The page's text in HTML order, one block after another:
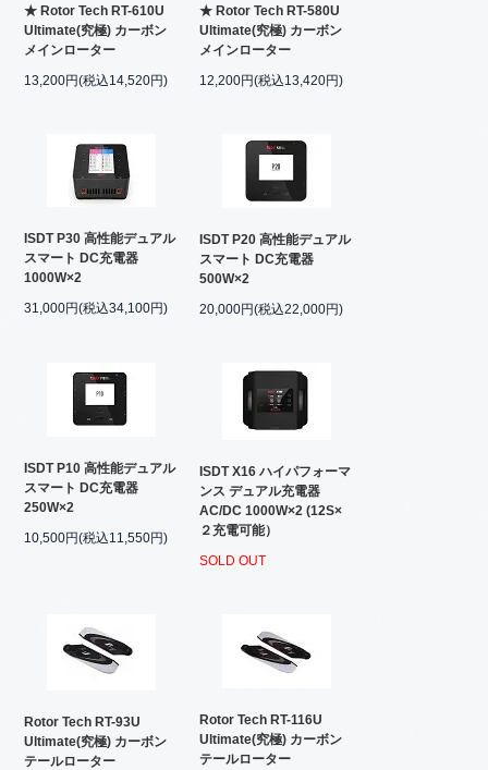
★ Rotor Tech RT-610U
Ultimate(究極) カーボン
メインローター
13,200円(税込14,520円)
★ Rotor Tech RT-580U
Ultimate(究極) カーボン
メインローター
12,200円(税込13,420円)
ISDT P30 高性能デュアル
スマート DC充電器
1000W×2
31,000円(税込34,100円)
ISDT P20 高性能デュアル
スマート DC充電器
500W×2
20,000円(税込22,000円)
ISDT P10 高性能デュアル
スマート DC充電器
250W×2
10,500円(税込11,550円)
ISDT X16 ハイパフォーマ
ンス デュアル充電器
AC/DC 1000W×2 (12S×
２充電可能）
SOLD OUT
Rotor Tech RT-93U
Ultimate(究極) カーボン
テールローター
Rotor Tech RT-116U
Ultimate(究極) カーボン
テールローター